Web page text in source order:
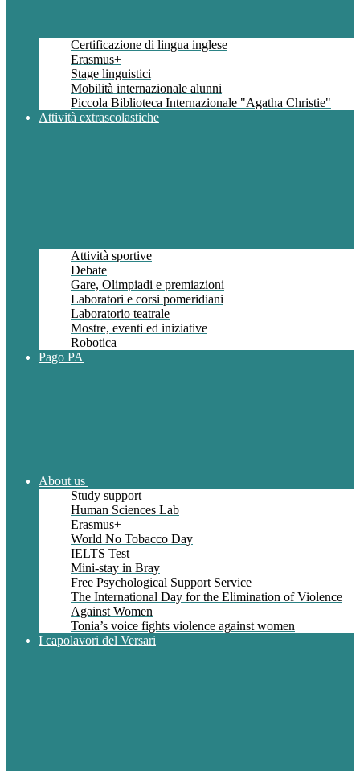
Certificazione di lingua inglese
Erasmus+
Stage linguistici
Mobilità internazionale alunni
Piccola Biblioteca Internazionale "Agatha Christie"
Attività extrascolastiche
Attività sportive
Debate
Gare, Olimpiadi e premiazioni
Laboratori e corsi pomeridiani
Laboratorio teatrale
Mostre, eventi ed iniziative
Robotica
Pago PA
About us
Study support
Human Sciences Lab
Erasmus+
World No Tobacco Day
IELTS Test
Mini-stay in Bray
Free Psychological Support Service
The International Day for the Elimination of Violence
Against Women
Tonia’s voice fights violence against women
I capolavori del Versari